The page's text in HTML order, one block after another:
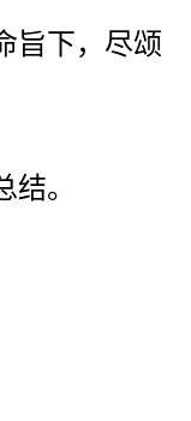
旨下，尽颂
。